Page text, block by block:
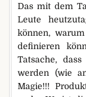
Das mit dem
Leute
können,
definieren
Tatsache,
werden (wie
Magie!!!